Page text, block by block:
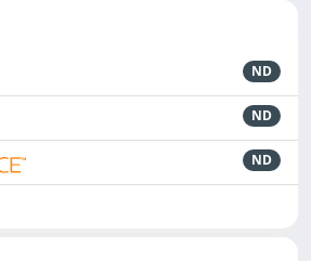
ND
ND
ND